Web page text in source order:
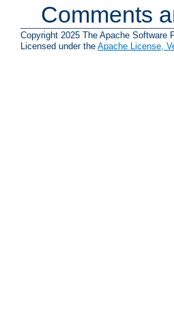
Comments
Copyright 2025 The Apache Software
Licensed under the Apache License,